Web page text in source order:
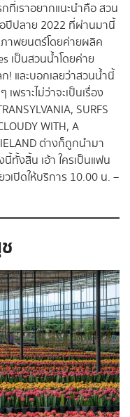
ที่เราอยากแนะนำคือสวน
อปีปลาย 2022 ที่ผ่านมานี้
ภาพยนตร์โดยค่ายผลิค
เป็นสวนน้ำโดยค่าย
! และบอกเลยว่าสวนน้ำนี้
พราะไม่ว่าจะเป็นเรื่อง
SURFS
WITH, A
ต่างก็ถูกนำมา
ทั้งสิ้น เอ้า ใครเป็นแฟน
เปิดให้บริการ 10.00 น. –